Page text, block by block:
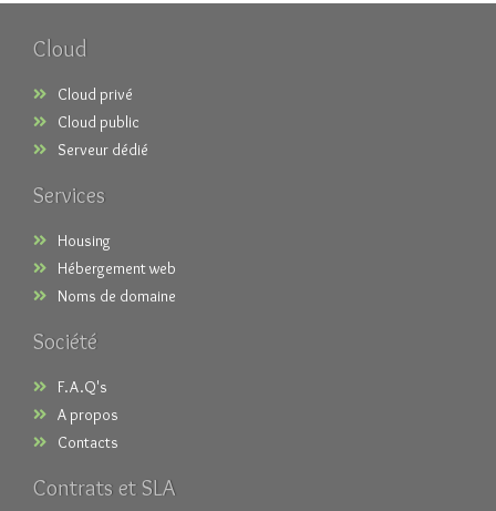
Cloud
Cloud privé
Cloud public
Serveur dédié
Services
Housing
Hébergement web
Noms de domaine
Société
F.A.Q's
A propos
Contacts
Contrats et SLA